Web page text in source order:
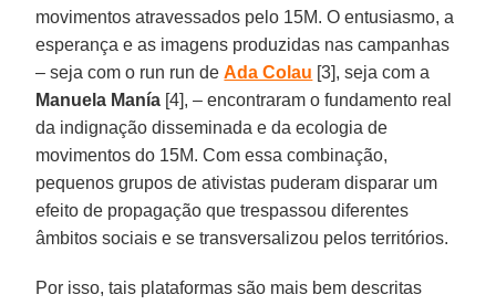
movimentos atravessados pelo 15M. O entusiasmo, a
esperança e as imagens produzidas nas campanhas
– seja com o run run deAda Colau [3], seja com a
Manuela Manía [4], – encontraram o fundamento real
da indignação disseminada e da ecologia de
movimentos do 15M. Com essa combinação,
pequenos grupos de ativistas puderam disparar um
efeito de propagação que trespassou diferentes
âmbitos sociais e se transversalizou pelos territórios.
Por isso, tais plataformas são mais bem descritas